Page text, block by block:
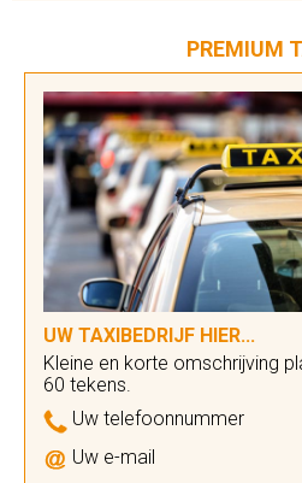
PREMIUM
UW TAXIBEDRIJF HIER...
Kleine en korte omschrijving
60 tekens.
Uw telefoonnummer
Uw e-mail